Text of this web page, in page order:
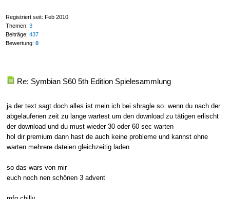
Registriert seit: Feb 2010
Themen: 3
Beiträge: 437
Bewertung: 0
Re: Symbian S60 5th Edition Spielesammlung
ja der text sagt doch alles ist mein ich bei shragle so. wenn du nach der
abgelaufenen zeit zu lange wartest um den download zu tätigen erlischt
der download und du must wieder 30 oder 60 sec warten
hol dir premium dann hast de auch keine probleme und kannst ohne
warten mehrere dateien gleichzeitig laden
so das wars von mir
euch noch nen schönen 3 advent